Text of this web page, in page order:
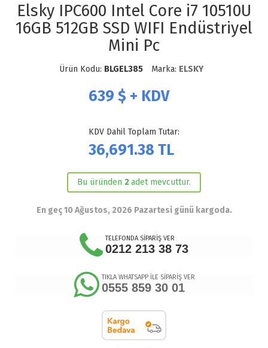
Elsky IPC600 Intel Core i7 10510U
16GB 512GB SSD WIFI Endüstriyel
Mini Pc
Ürün Kodu: BLGEL385 Marka: ELSKY
639 $ + KDV
KDV Dahil Toplam Tutar:
36,691.38 TL
Bu üründen 2adet mevcuttur.
En geç 10 Ağustos, 2026 Pazartesi günü kargoda.
TELEFONDA SİPARİŞ VER
0212 213 38 73
TIKLA WHATSAPP İLE SİPARİŞ VER
0555 859 30 01